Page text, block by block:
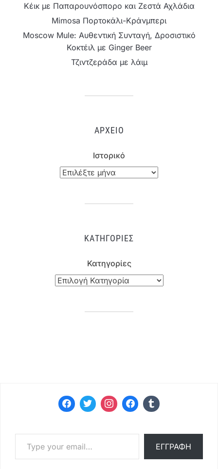
Κέικ με Παπαρουνόσπορο και Ζεστά Αχλάδια
Mimosa Πορτοκάλι-Κράνμπερι
Moscow Mule: Αυθεντική Συνταγή, Δροσιστικό
Κοκτέιλ με Ginger Beer
Τζιντζεράδα με λάιμ
ΑΡΧΕΊΟ
Ιστορικό
ΚΑΤΗΓΟΡΊΕΣ
Κατηγορίες
Type your email…
ΕΓΓΡΑΦΉ